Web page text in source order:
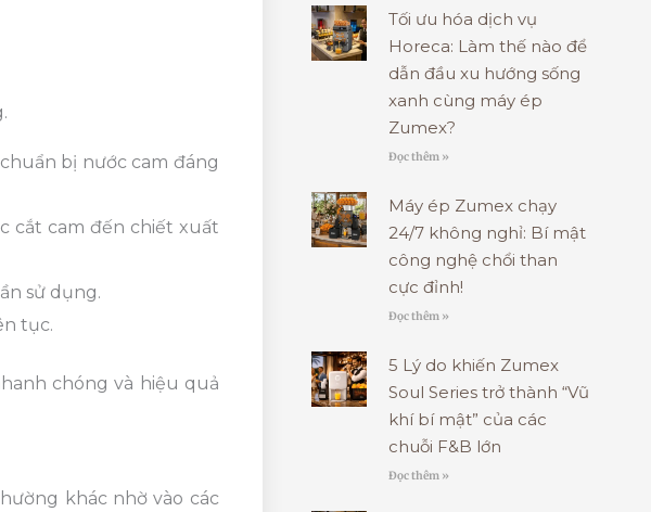
bị nước cam đáng
cắt cam đến chiết xuất
sử dụng.
tục.
chóng và hiệu quả
khác nhờ vào các
Tối ưu hóa dịch vụ
Horeca: Làm thế nào để
dẫn đầu xu hướng sống
xanh cùng máy ép
Zumex?
Đọc thêm »
Máy ép Zumex chạy
24/7 không nghỉ: Bí mật
công nghệ chổi than
cực đỉnh!
Đọc thêm »
5 Lý do khiến Zumex
Soul Series trở thành “Vũ
khí bí mật” của các
chuỗi F&B lớn
Đọc thêm »